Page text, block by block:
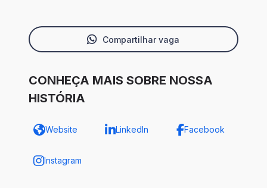
Compartilhar vaga
CONHEÇA MAIS SOBRE NOSSA
HISTÓRIA
Website LinkedIn Facebook
Instagram